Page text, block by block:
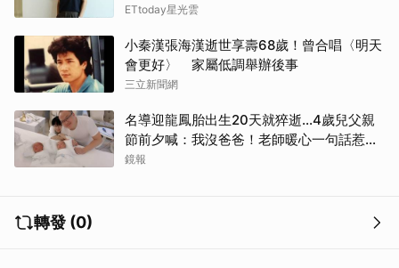
ETtoday星光雲
小秦漢張海漢逝世享壽68歲！曾合唱〈明天
會更好〉 家屬低調舉辦後事
三立新聞網
名導迎龍鳳胎出生20天就猝逝...4歲兒父親
節前夕喊：我沒爸爸！老師暖心一句話惹哭
遺孀
鏡報
轉發 (0)